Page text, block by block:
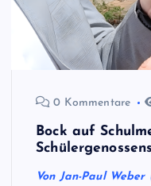
0 Kommentare
Bock auf
Von Jan-Paul Weber